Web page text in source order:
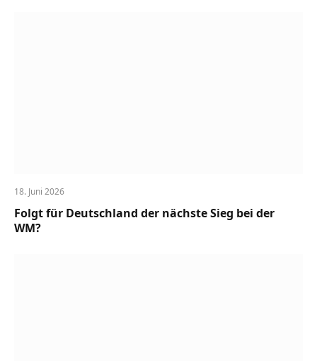
18. Juni 2026
Folgt für Deutschland der nächste Sieg bei der
WM?